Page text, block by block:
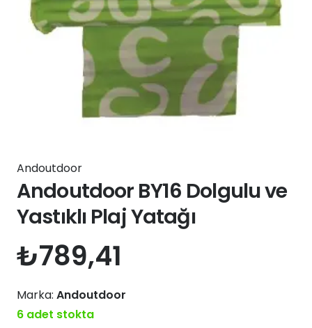
Andoutdoor
Andoutdoor BY16 Dolgulu ve
Yastıklı Plaj Yatağı
₺789,41
Marka: Andoutdoor
6 adet stokta